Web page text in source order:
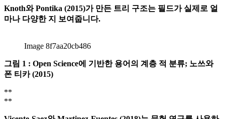
력 측정을위한 대안, 일반 지식에 대한 민주적 접근 및 커뮤니
티 연구 (Fecher & Friesike, 2014)입니다.
마나 다양한 지 보여줍니다.
Image 8f7aa20cb486